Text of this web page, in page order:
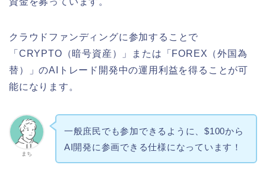
クラウドファンディングに参加することで
「CRYPTO（暗号資産）」または「FOREX（外国為
替）」のAIトレード開発中の運用利益を得ることが可
能になります。
まち
一般庶民でも参加できるように、$100から
AI開発に参画できる仕様になっています！